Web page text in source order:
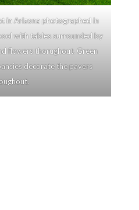
in Arizona photographed in
with tables surrounded by
flowers thorughout. Green
decorate the pavers